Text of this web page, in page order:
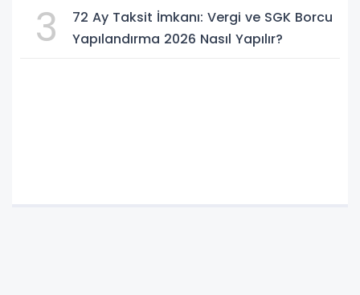
3
72 Ay Taksit İmkanı: Vergi ve SGK Borcu
Yapılandırma 2026 Nasıl Yapılır?